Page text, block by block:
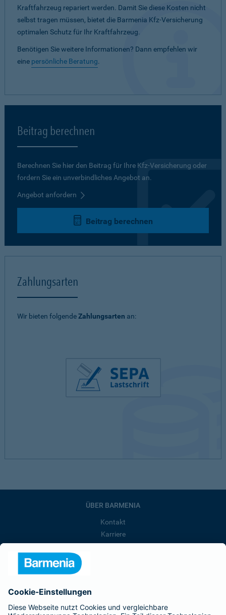
Kraftfahrzeug repariert werden. Damit Sie diese Kosten nicht
selbst tragen müssen, bietet die Barmenia Kfz-Versicherung
optimalen Schutz für Ihr Kraftfahrzeug.
Benötigen Sie weitere Informationen? Dann empfehlen wir
eine persönliche Beratung.
Beitrag berechnen
Berechnen Sie hier den Beitrag für Ihre Kfz-Versicherung oder
fordern Sie ein unverbindliches Angebot an.
Angebot anfordern
Beitrag berechnen
Zahlungsarten
Wir bieten folgendeZahlungsarten an:
ÜBER BARMENIA
Kontakt
Karriere
Barmenia ist Teil der BarmeniaGothaer